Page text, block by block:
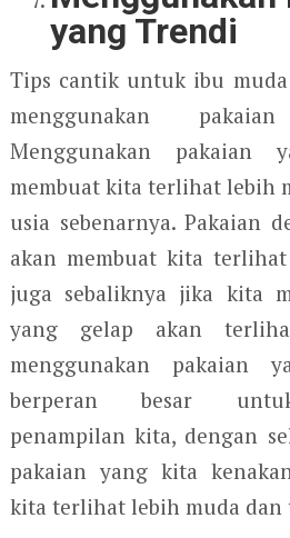
yang Trendi
Tips cantik untuk ibu
menggunakan
Menggunakan pakaian
membuat kita terlihat lebih
usia sebenarnya. Pakaian
akan membuat kita
juga sebaliknya jika kita
yang gelap akan
menggunakan pakaian
berperan besar
penampilan kita, dengan
pakaian yang kita
kita terlihat lebih muda dan